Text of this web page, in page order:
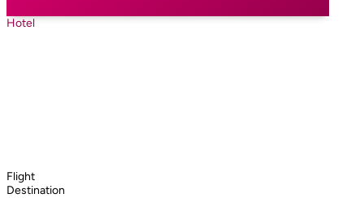
Hotel
Flight
Destination